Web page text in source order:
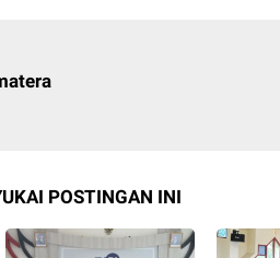
POSTINGAN INI